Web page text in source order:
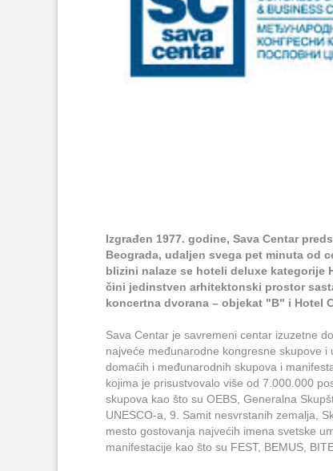
Izgrađen 1977. godine, Sava Centar
Beograda, udaljen svega pet minuta od
blizini nalaze se hoteli deluxe kategorije
čini jedinstven arhitektonski prostor
koncertna dvorana – objekat "B" i Hotel
Sava Centar je savremeni centar izuzetne
najveće međunarodne kongresne skupove
domaćih i međunarodnih skupova i
kojima je prisustvovalo više od 7.000.000
skupova kao što su OEBS, Generalna
UNESCO-a, 9. Samit nesvrstanih zemalja,
mesto gostovanja najvećih imena svetske
manifestacije kao što su FEST, BEMUS,